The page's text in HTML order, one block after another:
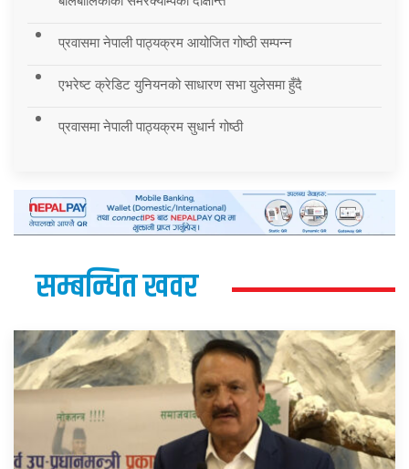
प्रवासमा नेपाली पाठ्यक्रम आयोजित गोष्ठी सम्पन्न
एभरेष्ट क्रेडिट युनियनको साधारण सभा युलेसमा हुँदै
प्रवासमा नेपाली पाठ्यक्रम सुधार्न गोष्ठी
सम्बन्धित खवर